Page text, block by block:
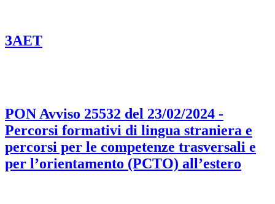
3AET
PON Avviso 25532 del 23/02/2024 -
Percorsi formativi di lingua straniera e
percorsi per le competenze trasversali e
per l’orientamento (PCTO) all’estero